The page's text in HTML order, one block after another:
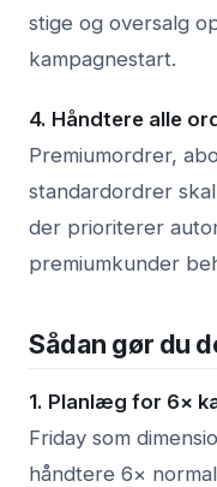
stige og oversalg
kampagnestart.
4. Håndtere alle
Premiumordrer,
standardordrer
der prioriterer
premiumkunder
Sådan gør du
1. Planlæg for 6×
Friday som
håndtere 6×